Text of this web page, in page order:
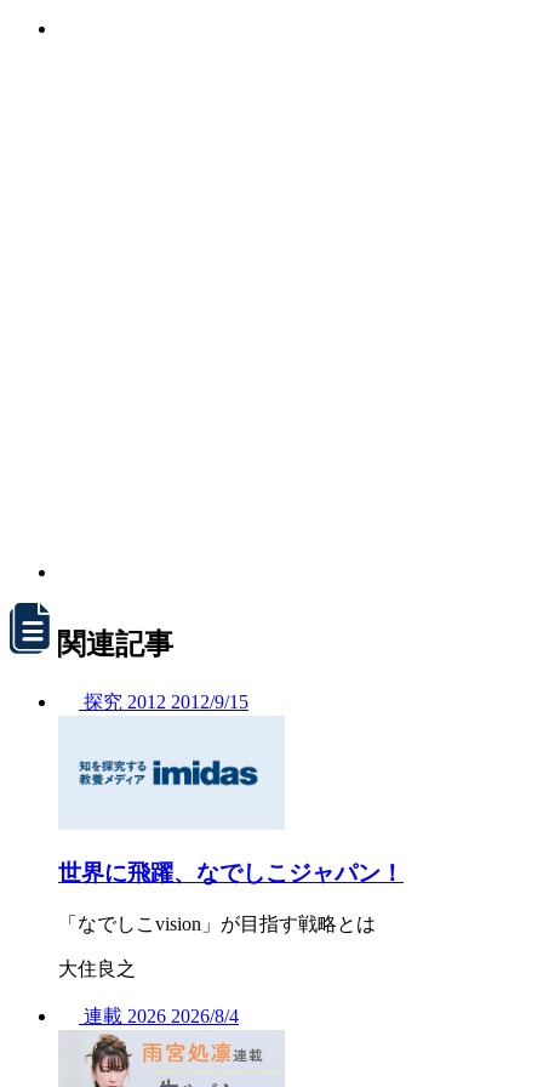
関連記事
探究 2012 2012/9/15
世界に飛躍、なでしこジャパン！
「なでしこvision」が目指す戦略とは
大住良之
連載 2026 2026/8/4